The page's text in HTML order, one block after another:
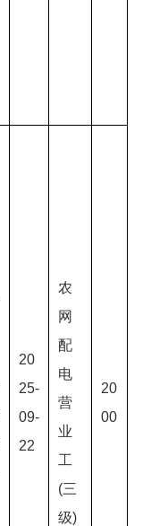
20
25-
09-
22
农
网
配
电
营
业
工
(三
级)
20
00